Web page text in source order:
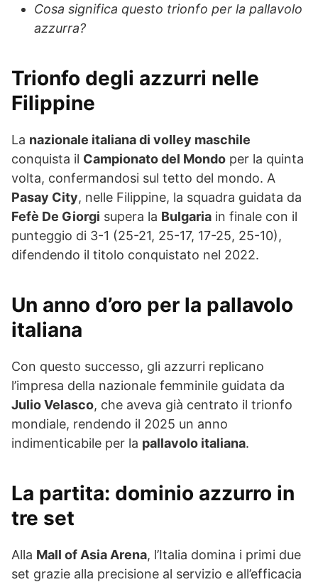
Cosa significa questo trionfo per la pallavolo
azzurra?
Trionfo degli azzurri nelle
Filippine
La nazionale italiana di volley maschile
conquista il Campionato del Mondo per la quinta
volta, confermandosi sul tetto del mondo. A
Pasay City, nelle Filippine, la squadra guidata da
Fefè De Giorgi supera la Bulgaria in finale con il
punteggio di 3-1 (25-21, 25-17, 17-25, 25-10),
difendendo il titolo conquistato nel 2022.
Un anno d’oro per la pallavolo
italiana
Con questo successo, gli azzurri replicano
l’impresa della nazionale femminile guidata da
Julio Velasco, che aveva già centrato il trionfo
mondiale, rendendo il 2025 un anno
indimenticabile per la pallavolo italiana.
La partita: dominio azzurro in
tre set
Alla Mall of Asia Arena, l’Italia domina i primi due
set grazie alla precisione al servizio e all’efficacia